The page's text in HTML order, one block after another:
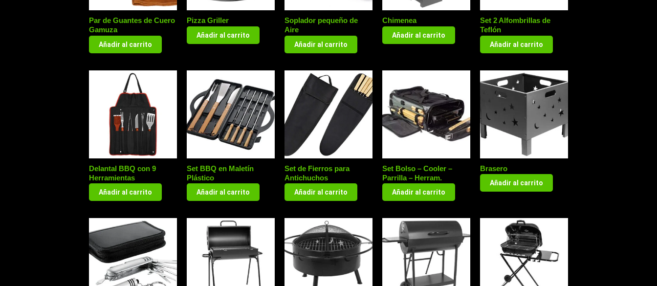
Par de Guantes de Cuero
Gamuza
Añadir al carrito
Pizza Griller
Añadir al carrito
Soplador pequeño de
Aire
Añadir al carrito
Chimenea
Añadir al carrito
Set 2 Alfombrillas de
Teflón
Añadir al carrito
Delantal BBQ con 9
Herramientas
Añadir al carrito
Set BBQ en Maletín
Plástico
Añadir al carrito
Set de Fierros para
Antichuchos
Añadir al carrito
Set Bolso – Cooler –
Parrilla – Herram.
Añadir al carrito
Brasero
Añadir al carrito